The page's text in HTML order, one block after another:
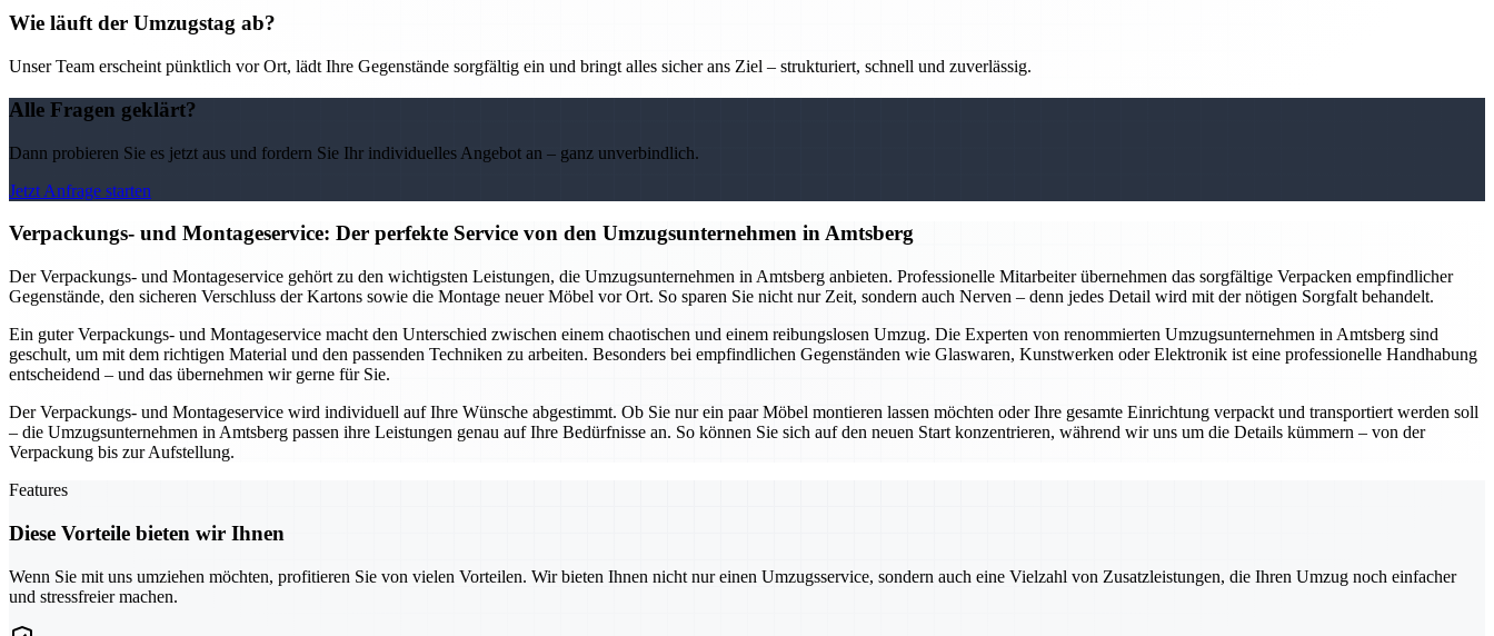
Wie läuft der Umzugstag ab?
Unser Team erscheint pünktlich vor Ort, lädt Ihre Gegenstände sorgfältig ein und bringt alles sicher ans Ziel – strukturiert, schnell und zuverlässig.
Alle Fragen geklärt?
Dann probieren Sie es jetzt aus und fordern Sie Ihr individuelles Angebot an – ganz unverbindlich.
Jetzt Anfrage starten
Verpackungs- und Montageservice: Der perfekte Service von den Umzugsunternehmen in Amtsberg
Der Verpackungs- und Montageservice gehört zu den wichtigsten Leistungen, die Umzugsunternehmen in Amtsberg anbieten. Professionelle Mitarbeiter übernehmen das sorgfältige Verpacken empfindlicher
Gegenstände, den sicheren Verschluss der Kartons sowie die Montage neuer Möbel vor Ort. So sparen Sie nicht nur Zeit, sondern auch Nerven – denn jedes Detail wird mit der nötigen Sorgfalt behandelt.
Ein guter Verpackungs- und Montageservice macht den Unterschied zwischen einem chaotischen und einem reibungslosen Umzug. Die Experten von renommierten Umzugsunternehmen in Amtsberg sind
geschult, um mit dem richtigen Material und den passenden Techniken zu arbeiten. Besonders bei empfindlichen Gegenständen wie Glaswaren, Kunstwerken oder Elektronik ist eine professionelle Handhabung
entscheidend – und das übernehmen wir gerne für Sie.
Der Verpackungs- und Montageservice wird individuell auf Ihre Wünsche abgestimmt. Ob Sie nur ein paar Möbel montieren lassen möchten oder Ihre gesamte Einrichtung verpackt und transportiert werden soll
– die Umzugsunternehmen in Amtsberg passen ihre Leistungen genau auf Ihre Bedürfnisse an. So können Sie sich auf den neuen Start konzentrieren, während wir uns um die Details kümmern – von der
Verpackung bis zur Aufstellung.
Features
Diese Vorteile bieten wir Ihnen
Wenn Sie mit uns umziehen möchten, profitieren Sie von vielen Vorteilen. Wir bieten Ihnen nicht nur einen Umzugsservice, sondern auch eine Vielzahl von Zusatzleistungen, die Ihren Umzug noch einfacher
und stressfreier machen.